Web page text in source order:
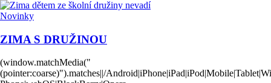
Novinky
ZIMA S DRUŽINOU
(window.matchMedia("
(pointer:coarse)").matches||/